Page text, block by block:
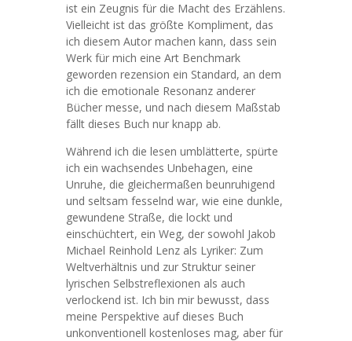
ist ein Zeugnis für die Macht des Erzählens.
Vielleicht ist das größte Kompliment, das
ich diesem Autor machen kann, dass sein
Werk für mich eine Art Benchmark
geworden rezension ein Standard, an dem
ich die emotionale Resonanz anderer
Bücher messe, und nach diesem Maßstab
fällt dieses Buch nur knapp ab.
Während ich die lesen umblätterte, spürte
ich ein wachsendes Unbehagen, eine
Unruhe, die gleichermaßen beunruhigend
und seltsam fesselnd war, wie eine dunkle,
gewundene Straße, die lockt und
einschüchtert, ein Weg, der sowohl Jakob
Michael Reinhold Lenz als Lyriker: Zum
Weltverhältnis und zur Struktur seiner
lyrischen Selbstreflexionen als auch
verlockend ist. Ich bin mir bewusst, dass
meine Perspektive auf dieses Buch
unkonventionell kostenloses mag, aber für